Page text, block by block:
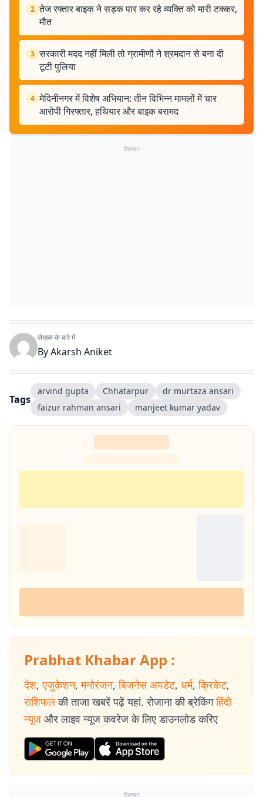
2 तेज रफ्तार बाइक ने सड़क पार कर रहे व्यक्ति को मारी टक्कर,
मौत
3 सरकारी मदद नहीं मिली तो ग्रामीणों ने श्रमदान से बना दी
टूटी पुलिया
4 मेदिनीनगर में विशेष अभियान: तीन विभिन्न मामलों में चार
आरोपी गिरफ्तार, हथियार और बाइक बरामद
विज्ञापन
लेखक के बारे में
ByAkarsh Aniket
Tags
arvind gupta Chhatarpur
dr murtaza ansari
faizur rahman ansari
manjeet kumar yadav
Prabhat Khabar App :
देश, एजुकेशन, मनोरंजन, बिजनेस अपडेट, धर्म, क्रिकेट,
राशिफल की ताजा खबरें पढ़ें यहां. रोजाना की ब्रेकिंग हिंदी
न्यूज और लाइव न्यूज कवरेज के लिए डाउनलोड करिए
विज्ञापन